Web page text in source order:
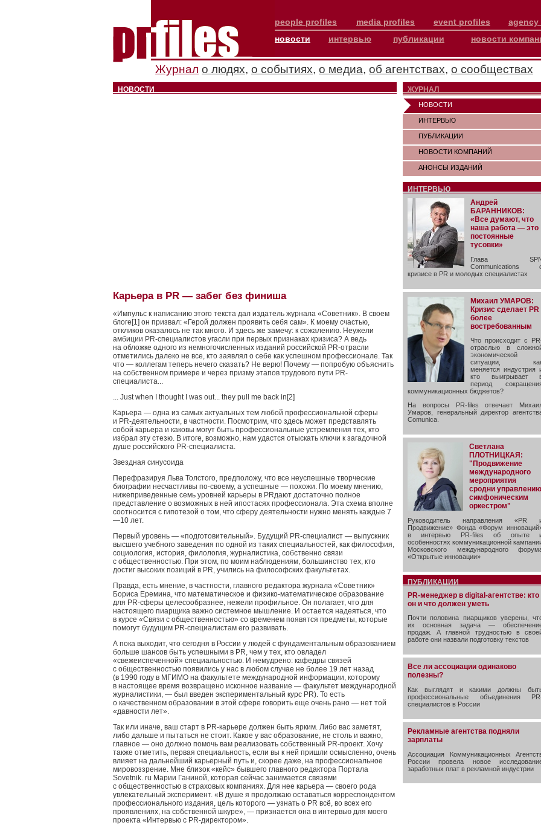
people profiles media profiles event profiles agency
новости
интервью публикации новости
Журнал о людях, о событиях, о медиа, об агентствах, о сообществах
НОВОСТИ
Карьера в PR — забег без финиша
«Импульс к написанию этого текста дал издатель журнала «Советник». В своем
блоге[1] он призвал: «Герой должен проявить себя сам». К моему счастью,
откликов оказалось не так много. И здесь же замечу: к сожалению. Неужели
амбиции PR-специалистов угасли при первых признаках кризиса? А ведь
на обложке одного из немногочисленных изданий российской PR-отрасли
отметились далеко не все, кто заявлял о себе как успешном профессионале. Так
что — коллегам теперь нечего сказать? Не верю! Почему — попробую объяснить
на собственном примере и через призму этапов трудового пути PR-
специалиста...
... Just when I thought I was out... they pull me back in[2]
Карьера — одна из самых актуальных тем любой профессиональной сферы
и PR-деятельности, в частности. Посмотрим, что здесь может представлять
собой карьера и каковы могут быть профессиональные устремления тех, кто
избрал эту стезю. В итоге, возможно, нам удастся отыскать ключи к загадочной
душе российского PR-специалиста.
Звездная синусоида
Перефразируя Льва Толстого, предположу, что все неуспешные творческие
биографии несчастливы по-своему, а успешные — похожи. По моему мнению,
нижеприведенные семь уровней карьеры в PRдают достаточно полное
представление о возможных в ней ипостасях профессионала. Эта схема вполне
соотносится с гипотезой о том, что сферу деятельности нужно менять каждые 7
—10 лет.
Первый уровень — «подготовительный». Будущий PR-специалист — выпускник
высшего учебного заведения по одной из таких специальностей, как философия,
социология, история, филология, журналистика, собственно связи
с общественностью. При этом, по моим наблюдениям, большинство тех, кто
достиг высоких позиций в PR, учились на философских факультетах.
Правда, есть мнение, в частности, главного редактора журнала «Советник»
Бориса Еремина, что математическое и физико-математическое образование
для PR-сферы целесообразнее, нежели профильное. Он полагает, что для
настоящего пиарщика важно системное мышление. И остается надеяться, что
в курсе «Связи с общественностью» со временем появятся предметы, которые
помогут будущим PR-специалистам его развивать.
А пока выходит, что сегодня в России у людей с фундаментальным образованием
больше шансов быть успешными в PR, чем у тех, кто овладел
«свежеиспеченной» специальностью. И немудрено: кафедры связей
с общественностью появились у нас в любом случае не более 19 лет назад
(в 1990 году в МГИМО на факультете международной информации, которому
в настоящее время возвращено исконное название — факультет международной
журналистики, — был введен экспериментальный курс PR). То есть
о качественном образовании в этой сфере говорить еще очень рано — нет той
«давности лет».
Так или иначе, ваш старт в PR-карьере должен быть ярким. Либо вас заметят,
либо дальше и пытаться не стоит. Какое у вас образование, не столь и важно,
главное — оно должно помочь вам реализовать собственный PR-проект. Хочу
также отметить, первая специальность, если вы к ней пришли осмысленно, очень
влияет на дальнейший карьерный путь и, скорее даже, на профессиональное
мировоззрение. Мне близок «кейс» бывшего главного редактора Портала
Sovetnik. ru Марии Ганиной, которая сейчас занимается связями
с общественностью в страховых компаниях. Для нее карьера — своего рода
увлекательный эксперимент. «В душе я продолжаю оставаться корреспондентом
профессионального издания, цель которого — узнать о PR всё, во всех его
проявлениях, на собственной шкуре», — признается она в интервью для моего
проекта «Интервью с PR-директором».
ЖУРНАЛ
НОВОСТИ
ИНТЕРВЬЮ
ПУБЛИКАЦИИ
НОВОСТИ КОМПАНИЙ
АНОНСЫ ИЗДАНИЙ
ИНТЕРВЬЮ
Андрей
БАРАННИКОВ:
«Все думают, что
наша работа — это
постоянные
тусовки»
Глава
Communications
кризисе в PR и молодых специалистах
Михаил УМАРОВ:
Кризис сделает PR
более
востребованным
Что происходит с
отраслью в
экономической
ситуации,
меняется индустрия
кто выигрывает
период
коммуникационных бюджетов?
На вопросы PR-files отвечает
Умаров, генеральный директор
Comunica.
Светлана
ПЛОТНИЦКАЯ:
"Продвижение
международного
мероприятия
сродни управлению
симфоническим
оркестром"
Руководитель направления «PR
Продвижение» Фонда «Форум
в интервью PR-files об опыте
особенностях коммуникационной
Московского международного
«Открытые инновации»
ПУБЛИКАЦИИ
PR-менеджер в digital-агентстве: кто
он и что должен уметь
Почти половина пиарщиков уверены,
их основная задача —
продаж. А главной трудностью в
работе они назвали подготовку текстов
Все ли ассоциации одинаково
полезны?
Как выглядят и какими должны
профессиональные объединения
специалистов в России
Рекламные агентства подняли
зарплаты
Ассоциация Коммуникационных
России провела новое
заработных плат в рекламной индустрии